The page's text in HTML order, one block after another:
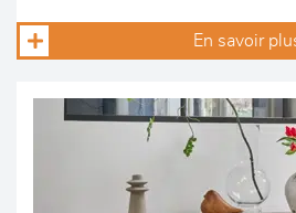
En savoir